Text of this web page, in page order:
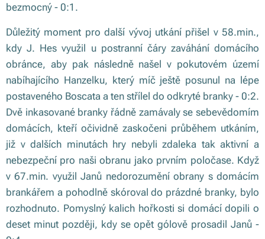
bezmocný - 0:1.
Důležitý moment pro další vývoj utkání přišel v 58.min.,
kdy J. Hes využil u postranní čáry zaváhání domácího
obránce, aby pak následně našel v pokutovém území
nabíhajícího Hanzelku, který míč ještě posunul na lépe
postaveného Boscata a ten střílel do odkryté branky - 0:2.
Dvě inkasované branky řádně zamávaly se sebevědomím
domácích, kteří očividně zaskočeni průběhem utkáním,
již v dalších minutách hry nebyli zdaleka tak aktivní a
nebezpeční pro naši obranu jako prvním poločase. Když
v 67.min. využil Janů nedorozumění obrany s domácím
brankářem a pohodlně skóroval do prázdné branky, bylo
rozhodnuto. Pomyslný kalich hořkosti si domácí dopili o
deset minut později, kdy se opět gólově prosadil Janů -